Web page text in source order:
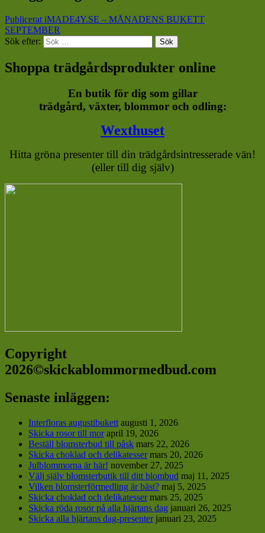
Publicerat iMADE4Y.SE – MÅNADENS BUKETT
SEPTEMBER
Sök efter:
Sök
Shoppa trädgårdsprodukter online
En butik för dig som gillar
trädgård, växter, blommor och odling:
Wexthuset
Hitta gröna presenter till din trädgårdsintresserade vän!
(eller till dig själv)
Copyright
2026©skickablommormedbud.com
Senaste inläggen:
Interfloras augustibukett augusti 1, 2026
Skicka rosor till mor april 19, 2026
Beställ blomsterbud till påsk mars 22, 2026
Skicka choklad och delikatesser mars 20, 2026
Julblommorna är här! november 27, 2025
Välj själv blomsterbutik till ditt blombud maj 11, 2025
Vilken blomsterförmedling är bäst? maj 5, 2025
Skicka choklad och delikatesser mars 25, 2025
Skicka röda rosor på alla hjärtans dag januari 26, 2025
Skicka alla hjärtans dag-presenter januari 23, 2025